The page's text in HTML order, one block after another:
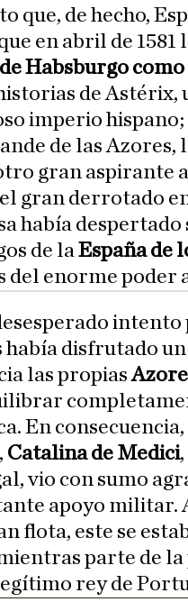
que, de hecho,
en abril de
Habsburgo
de Astérix,
imperio hispano;
de las Azores,
gran aspirante
gran derrotado
había
de laEspaña de
del enorme poder
había disfrutado
las propias
En
Catalina de Medici
vio con sumo
apoyo militar.
flota, este se
parte de
rey de